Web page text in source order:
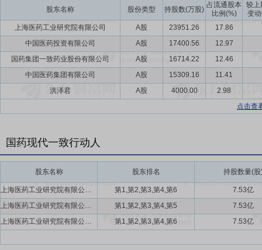
股东名称 股份类型 持股数(万股)
占流通股本
比例(%)
较上
变
上海医药工业研究院有限公司
A股 23951.26
17.86
中国医药投资有限公司
A股 17400.56
12.97
国药集团一致药业股份有限公司
A股 16714.22
12.46
中国医药集团有限公司
A股 15309.16
11.41
洪泽君
A股 4000.00
2.98
点击查
国药现代一致行动人
股东名称 股东排名 持股数量(股
上海医药工业研究院有限公司,中国医药投资有限公司,国药集团一致药业股份有限公司,中国医药集团有限公司,国药控股股份有限公司 第1,第2,第3,第4,第6
7.53亿
上海医药工业研究院有限公司,中国医药投资有限公司,国药集团一致药业股份有限公司,中国医药集团有限公司,国药控股股份有限公司
第1,第2,第3,第4,第5
7.53亿
上海医药工业研究院有限公司,中国医药投资有限公司,国药集团一致药业股份有限公司,中国医药集团有限公司,国药控股股份有限公司
第1,第2,第3,第4,第6 7.53亿